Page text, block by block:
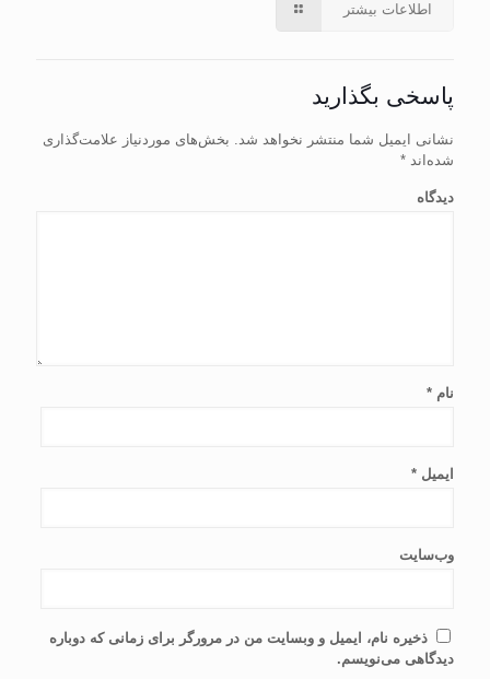
اطلاعات بیشتر
پاسخی بگذارید
نشانی ایمیل شما منتشر نخواهد شد. بخش‌های موردنیاز علامت‌گذاری
شده‌اند *
دیدگاه
نام *
ایمیل *
وب‌سایت
ذخیره نام، ایمیل و وبسایت من در مرورگر برای زمانی که دوباره
دیدگاهی می‌نویسم.